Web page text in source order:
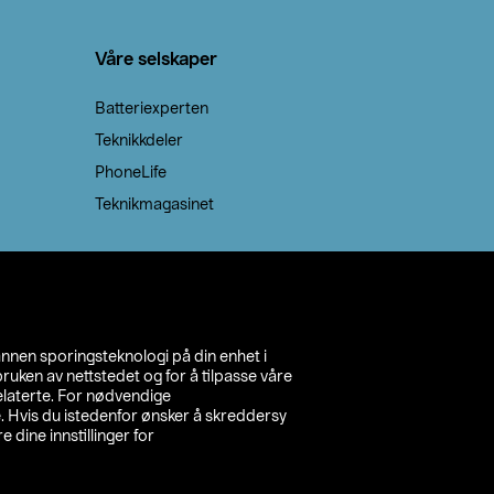
sporingsteknologi på din enhet i
av nettstedet og for å tilpasse våre
For nødvendige
Hvis du istedenfor ønsker å skreddersy
dine innstillinger for
Våre selskaper
Batteriexperten
Teknikkdeler
PhoneLife
Teknikmagasinet